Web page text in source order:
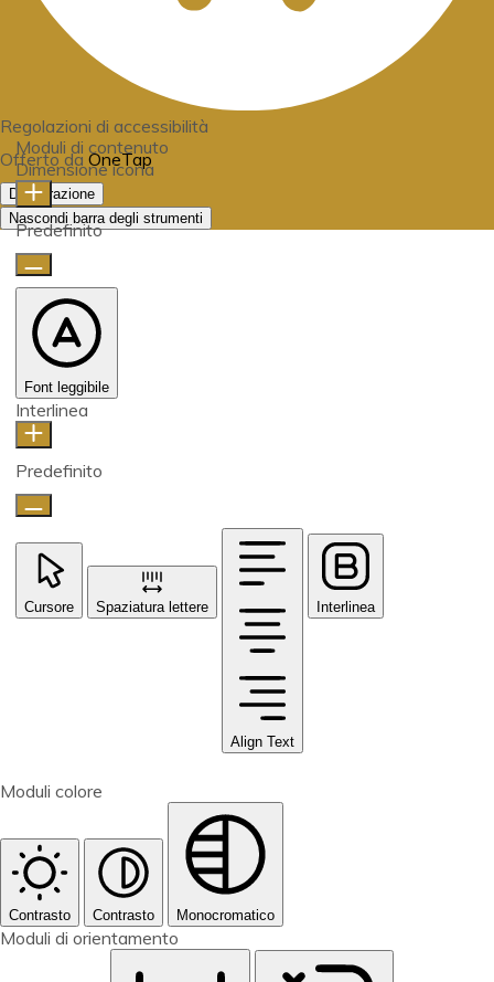
Regolazioni di accessibilità
Offerto da OneTap
Dichiarazione
Nascondi barra degli strumenti
Moduli di contenuto
Dimensione icona
Predefinito
Font leggibile
Interlinea
Predefinito
Cursore Spaziatura lettere
Align Text
Interlinea
Moduli colore
Contrasto Contrasto Monocromatico
Moduli di orientamento